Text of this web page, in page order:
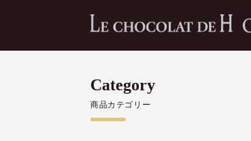
Category
商品カテゴリー